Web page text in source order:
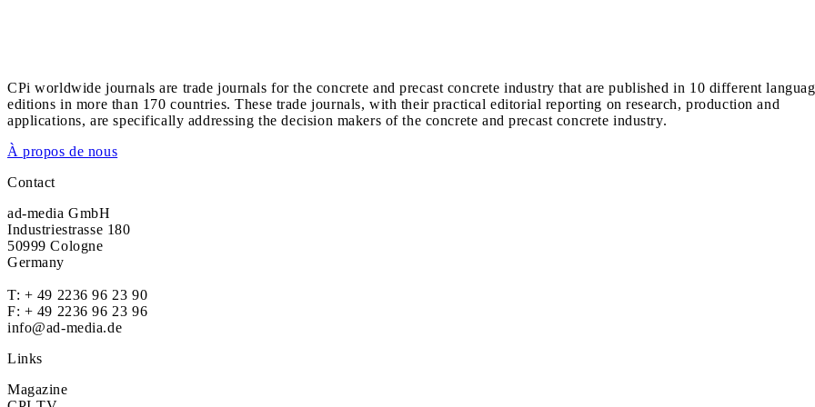
CPi worldwide journals are trade journals for the concrete and precast concrete industry that are published in 10 different
editions in more than 170 countries. These trade journals, with their practical editorial reporting on research, production and
applications, are specifically addressing the decision makers of the concrete and precast concrete industry.
À propos de nous
Contact
ad-media GmbH
Industriestrasse 180
50999 Cologne
Germany
T: + 49 2236 96 23 90
F: + 49 2236 96 23 96
info@ad-media.de
Links
Magazine